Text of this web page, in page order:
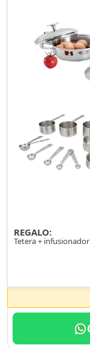
REGALO:
Tetera + infusionador